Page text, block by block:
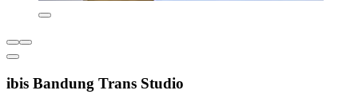
ibis Bandung Trans Studio